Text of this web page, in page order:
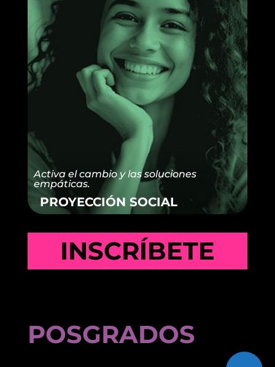
Activa el cambio y las soluciones
empáticas.
PROYECCIÓN SOCIAL
INSCRÍBETE
POSGRADOS